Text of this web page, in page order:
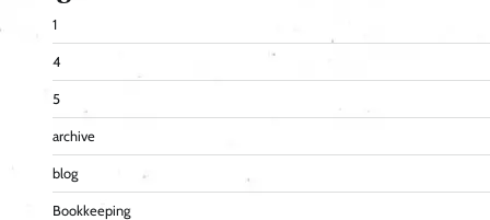
1
4
5
archive
blog
Bookkeeping